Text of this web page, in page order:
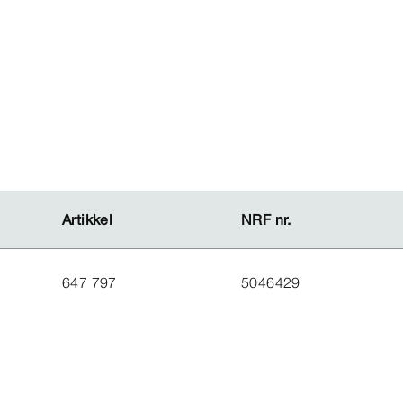
Artikkel NRF nr.
Artikkel NRF nr.
647 797 5046429